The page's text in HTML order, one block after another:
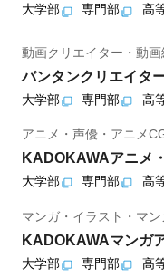
大学部 専門部 高
動画クリエイター・動
バンタンクリエイタ
大学部 専門部 高
アニメ・声優・アニメ
KADOKAWAアニメ
大学部 専門部 高
マンガ・イラスト・マ
KADOKAWAマンガ
大学部 専門部 高